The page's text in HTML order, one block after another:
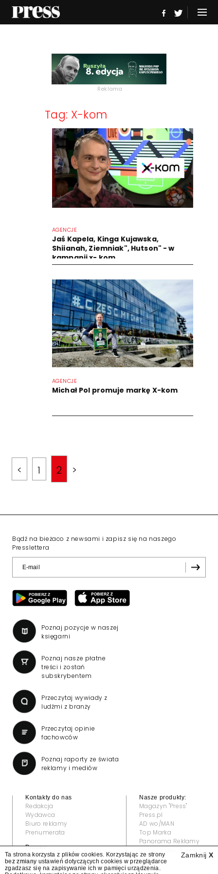
Reklama
Tag: X-kom
AGENCJE
Jaś Kapela, Kinga Kujawska,
Shiianah, Ziemniak", Hutson" - w
kampanii x- kom
AGENCJE
Michał Pol promuje markę X-kom
< 1 2 >
Bądź na bieżaco z newsami i zapisz się na naszego
Presslettera
Poznaj pozycje w naszej
księgarni
Poznaj nasze płatne
treści i zostań
subskrybentem
Przeczytaj wywiady z
ludźmi z branży
Przeczytaj opinie
fachowców
Poznaj raporty ze świata
reklamy i mediów
Kontakty do nas
Redakcja
Wydawca
Biuro reklamy
Prenumerata
Prawne:
Regulamin
Klauzula informacyjna
Nasze produkty:
Magazyn "Press"
Press.pl
AD wo/MAN
Top Marka
Panorama Reklamy
Zamknij X
Ta strona korzysta z plików cookies. Korzystając ze strony
bez zmiany ustawień dotyczących cookies w przeglądarce
zgadzasz się na zapisywanie ich w pamięci urządzenia.